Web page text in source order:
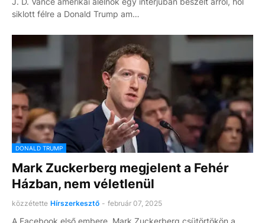
siklott félre a Donald Trump am…
DONALD TRUMP
Mark Zuckerberg megjelent a Fehér
Házban, nem véletlenül
közzétette Hírszerkesztő - február 07, 2025
A Facebook első embere, Mark Zuckerberg csütörtökön a